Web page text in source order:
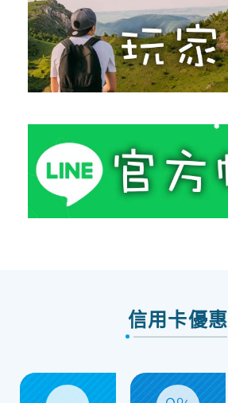
信用卡優惠